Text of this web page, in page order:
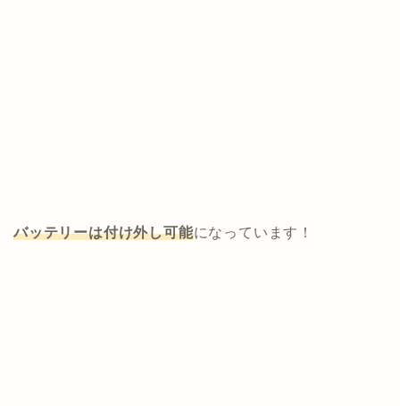
バッテリーは付け外し可能になっています！